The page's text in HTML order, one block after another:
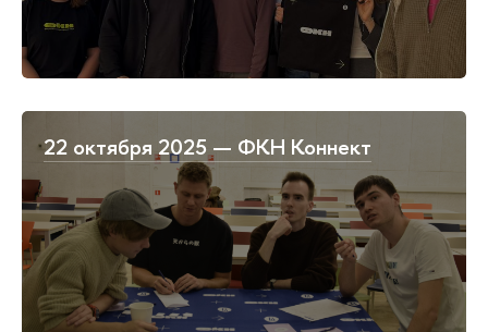
22 октября 2025 — ФКН Коннект